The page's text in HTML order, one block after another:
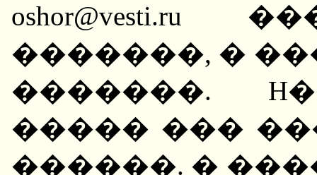
�������, �
�������.
����� ���
������. �